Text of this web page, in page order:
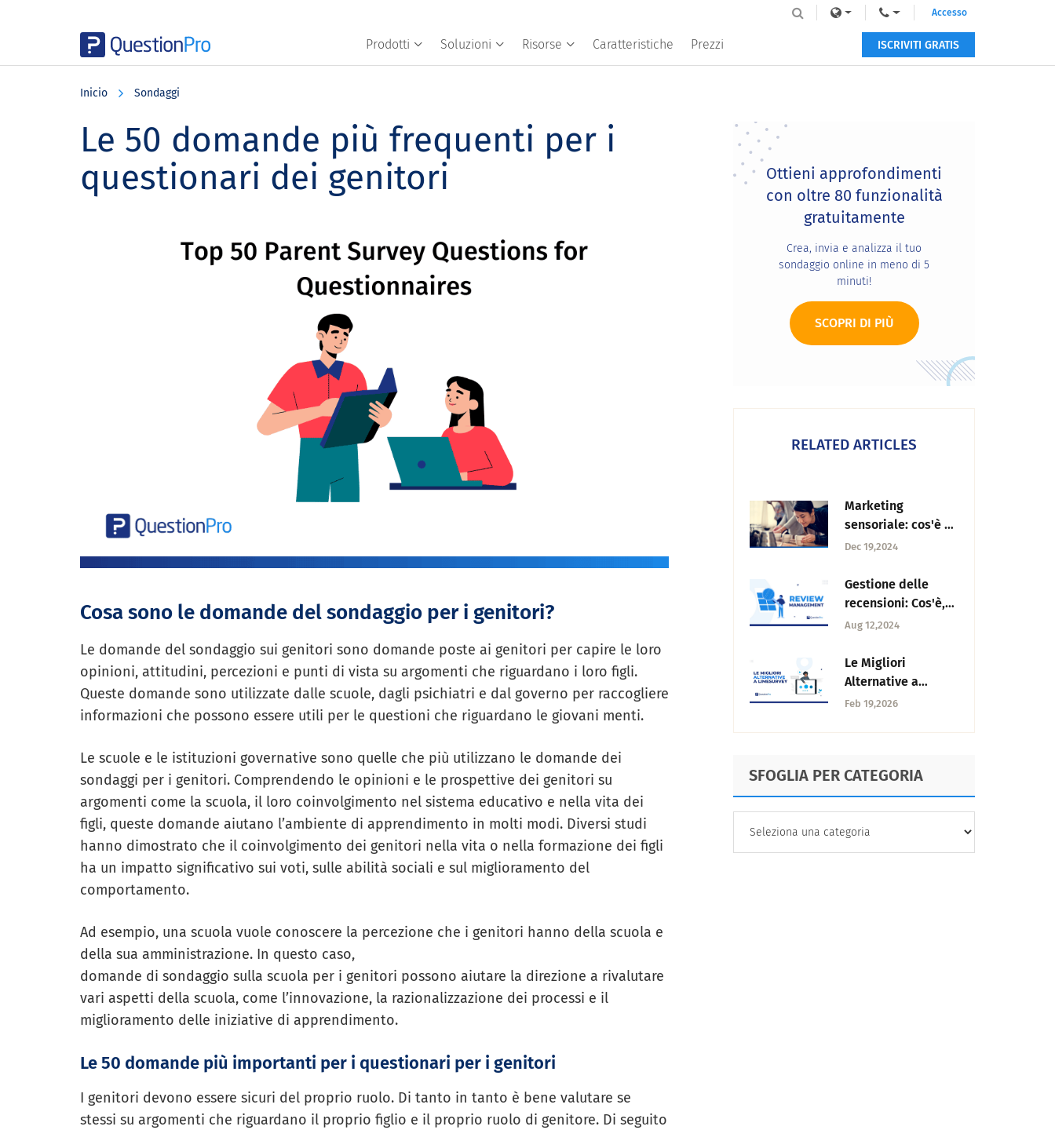
Prodotti Soluzioni Risorse Caratteristiche Prezzi
Accesso
ISCRIVITI GRATIS
Inicio Sondaggi
Le 50 domande più frequenti per i
questionari dei genitori
Cosa sono le domande del sondaggio per i genitori?
Le domande del sondaggio sui genitori sono domande poste ai genitori per capire le loro
opinioni, attitudini, percezioni e punti di vista su argomenti che riguardano i loro figli.
Queste domande sono utilizzate dalle scuole, dagli psichiatri e dal governo per raccogliere
informazioni che possono essere utili per le questioni che riguardano le giovani menti.
Le scuole e le istituzioni governative sono quelle che più utilizzano le domande dei
sondaggi per i genitori. Comprendendo le opinioni e le prospettive dei genitori su
argomenti come la scuola, il loro coinvolgimento nel sistema educativo e nella vita dei
figli, queste domande aiutano l’ambiente di apprendimento in molti modi. Diversi studi
hanno dimostrato che il coinvolgimento dei genitori nella vita o nella formazione dei figli
ha un impatto significativo sui voti, sulle abilità sociali e sul miglioramento del
comportamento.
Ad esempio, una scuola vuole conoscere la percezione che i genitori hanno della scuola e
della sua amministrazione. In questo caso,
domande di sondaggio sulla scuola per i genitori possono aiutare la direzione a rivalutare
vari aspetti della scuola, come l’innovazione, la razionalizzazione dei processi e il
miglioramento delle iniziative di apprendimento.
Le 50 domande più importanti per i questionari per i genitori
I genitori devono essere sicuri del proprio ruolo. Di tanto in tanto è bene valutare se
stessi su argomenti che riguardano il proprio figlio e il proprio ruolo di genitore. Di seguito
Primary
Sidebar
Ottieni approfondimenti
con oltre 80 funzionalità
gratuitamente
Crea, invia e analizza il tuo
sondaggio online in meno di 5
minuti!
SCOPRI DI PIÙ
RELATED ARTICLES
Marketing
sensoriale: cos'è e
come realizzare
Dec 19,2024
Gestione delle
recensioni: Cos'è,
come si fa e come
Aug 12,2024
Le Migliori
Alternative a
LimeSurvey nel
Feb 19,2026
SFOGLIA PER CATEGORIA
PER
CATEGORIA